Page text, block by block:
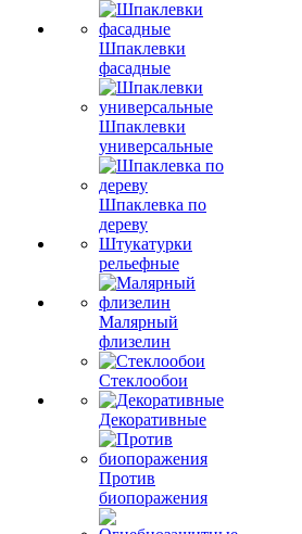
Шпаклевки
фасадные
Шпаклевки
универсальные
Шпаклевка по
дереву
Штукатурки
рельефные
Малярный
флизелин
Стеклообои
Декоративные
Против
биопоражения